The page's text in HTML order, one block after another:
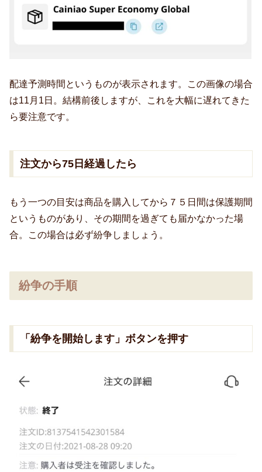
配達予測時間というものが表示されます。この画像の場合
は11月1日。結構前後しますが、これを大幅に遅れてきた
ら要注意です。
注文から75日経過したら
もう一つの目安は商品を購入してから７５日間は保護期間
というものがあり、その期間を過ぎても届かなかった場
合。この場合は必ず紛争しましょう。
紛争の手順
「紛争を開始します」ボタンを押す